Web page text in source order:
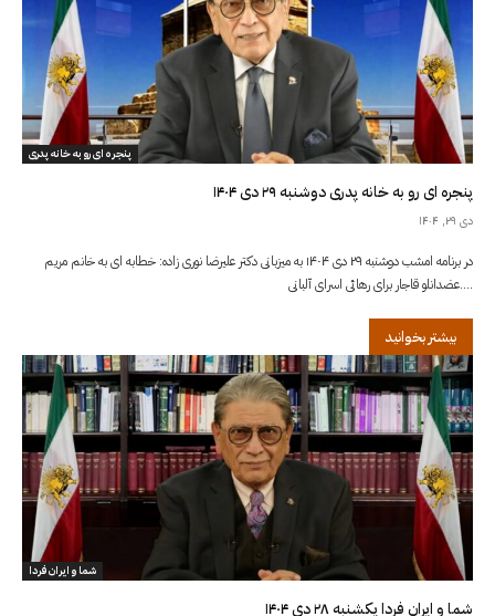
پنجره ای رو به خانه پدری
پنجره ای رو به خانه پدری دوشنبه ۲۹ دی ۱۴۰۴
دی ۲۹, ۱۴۰۴
در برنامه امشب دوشنبه ۲۹ دی ۱۴۰۴ به میزبانی دکتر علیرضا نوری زاده: خطابه ای به خانم مریم
عضدانلو قاجار برای رهائی اسرای آلبانی....
بیشتر بخوانید
شما و ايران فردا
شما و ایران فردا یکشنبه ۲۸ دی ۱۴۰۴